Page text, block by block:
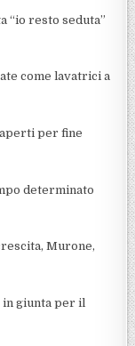
“io resto seduta”
come lavatrici a
per fine
determinato
Murone,
in giunta per il